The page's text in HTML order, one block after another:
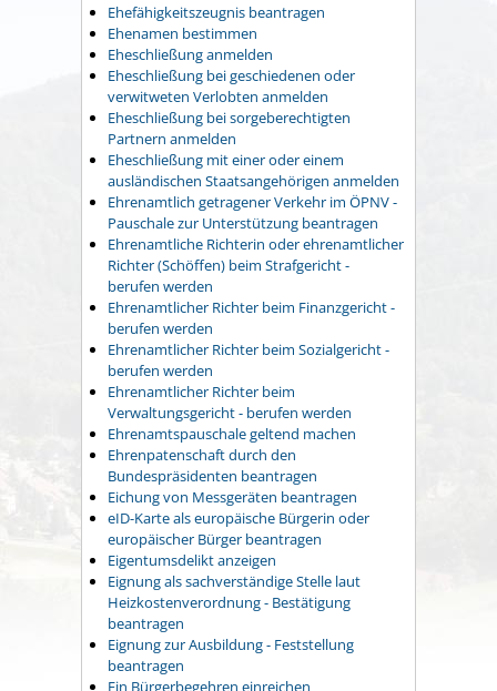
Ehefähigkeitszeugnis beantragen
Ehenamen bestimmen
Eheschließung anmelden
Eheschließung bei geschiedenen oder
verwitweten Verlobten anmelden
Eheschließung bei sorgeberechtigten
Partnern anmelden
Eheschließung mit einer oder einem
ausländischen Staatsangehörigen anmelden
Ehrenamtlich getragener Verkehr im ÖPNV -
Pauschale zur Unterstützung beantragen
Ehrenamtliche Richterin oder ehrenamtlicher
Richter (Schöffen) beim Strafgericht -
berufen werden
Ehrenamtlicher Richter beim Finanzgericht -
berufen werden
Ehrenamtlicher Richter beim Sozialgericht -
berufen werden
Ehrenamtlicher Richter beim
Verwaltungsgericht - berufen werden
Ehrenamtspauschale geltend machen
Ehrenpatenschaft durch den
Bundespräsidenten beantragen
Eichung von Messgeräten beantragen
eID-Karte als europäische Bürgerin oder
europäischer Bürger beantragen
Eigentumsdelikt anzeigen
Eignung als sachverständige Stelle laut
Heizkostenverordnung - Bestätigung
beantragen
Eignung zur Ausbildung - Feststellung
beantragen
Ein Bürgerbegehren einreichen